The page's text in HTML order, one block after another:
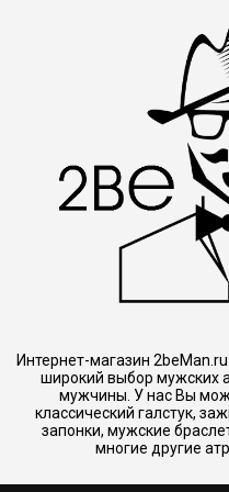
Интернет-магазин
широкий выбор мужских
мужчины. У нас Вы
классический галстук,
запонки, мужские
многие другие